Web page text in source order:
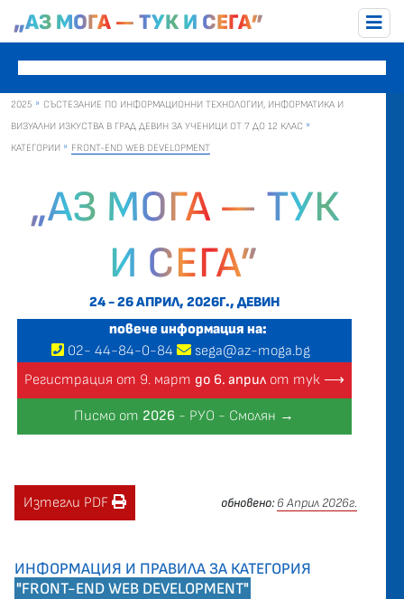
„АЗ МОГА — ТУК И СЕГА”
2025
СЪСТЕЗАНИЕ ПО ИНФОРМАЦИОННИ ТЕХНОЛОГИИ, ИНФОРМАТИКА И
ВИЗУАЛНИ ИЗКУСТВА В ГРАД ДЕВИН ЗА УЧЕНИЦИ ОТ 7 ДО 12 КЛАС
КАТЕГОРИИ
FRONT-END WEB DEVELOPMENT
„АЗ МОГА — ТУК
И СЕГА”
24 - 26 АПРИЛ, 2026Г., ДЕВИН
повече информация на:
02- 44-84-0-84
sega@az-moga.bg
Регистрация от 9. март до 6. априлот тук ⟶
Писмо от 2026 - РУО - Смолян →
Изтегли PDF обновено: 6 Април 2026г.
ИНФОРМАЦИЯ И ПРАВИЛА ЗА КАТЕГОРИЯ
"FRONT-END WEB DEVELOPMENT"